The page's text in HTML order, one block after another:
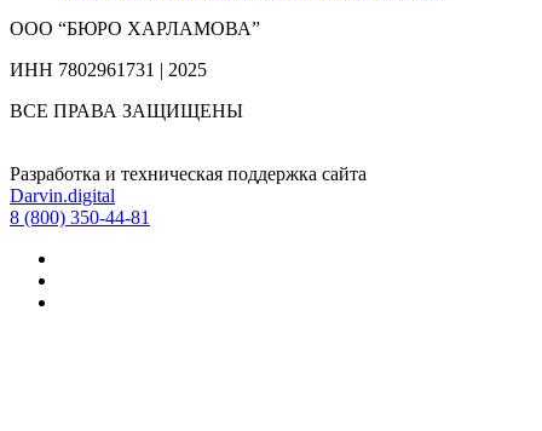
ООО “БЮРО ХАРЛАМОВА”
ИНН 7802961731 | 2025
ВСЕ ПРАВА ЗАЩИЩЕНЫ
Разработка и техническая поддержка сайта
Darvin.digital
8 (800) 350-44-81